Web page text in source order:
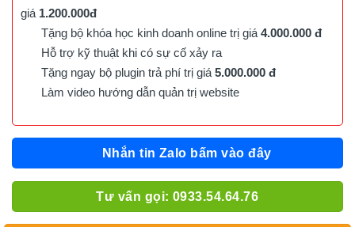
giá 1.200.000đ
Tặng bộ khóa học kinh doanh online trị giá 4.000.000 đ
Hỗ trợ kỹ thuật khi có sự cố xảy ra
Tặng ngay bộ plugin trả phí trị giá 5.000.000 đ
Làm video hướng dẫn quản trị website
Nhắn tin Zalo bấm vào đây
Tư vấn gọi: 0933.54.64.76